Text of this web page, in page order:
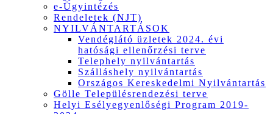
e-Ügyintézés
Rendeletek (NJT)
NYILVÁNTARTÁSOK
Vendéglátó üzletek 2024. évi
hatósági ellenőrzési terve
Telephely nyilvántartás
Szálláshely nyilvántartás
Országos Kereskedelmi Nyilvántartás
Gölle Településrendezési terve
Helyi Esélyegyenlőségi Program 2019-